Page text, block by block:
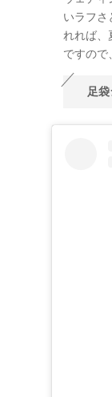
いラフさ
れれば、
ですので
足